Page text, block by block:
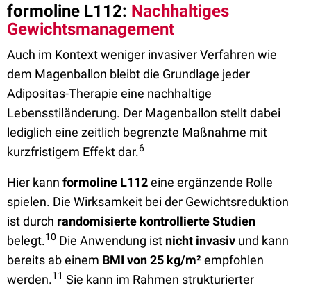
formoline L112: Nachhaltiges
Gewichtsmanagement
Auch im Kontext weniger invasiver Verfahren wie
dem Magenballon bleibt die Grundlage jeder
Adipositas-Therapie eine nachhaltige
Lebensstiländerung. Der Magenballon stellt dabei
lediglich eine zeitlich begrenzte Maßnahme mit
kurzfristigem Effekt dar.6
Hier kann formoline L112eine ergänzende Rolle
spielen. Die Wirksamkeit bei der Gewichtsreduktion
ist durch randomisierte kontrollierte Studien
belegt.10 Die Anwendung ist nicht invasiv und kann
bereits ab einem BMI von 25 kg/m²empfohlen
werden.11 Sie kann im Rahmen strukturierter